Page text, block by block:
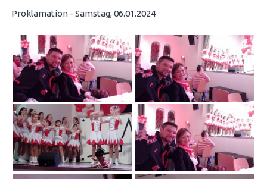
Proklamation - Samstag, 06.01.2024